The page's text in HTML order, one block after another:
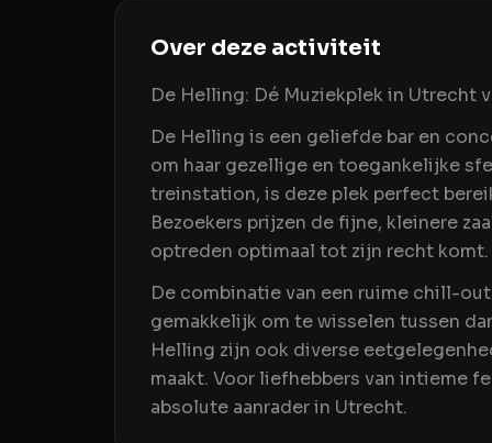
Over deze activiteit
De Helling: Dé Muziekplek in Utrecht
De Helling is een geliefde bar en
om haar gezellige en toegankelijke
treinstation, is deze plek perfect
Bezoekers prijzen de fijne, kleinere
optreden optimaal tot zijn recht komt.
De combinatie van een ruime chill-
gemakkelijk om te wisselen tussen
Helling zijn ook diverse
maakt. Voor liefhebbers van intieme
absolute aanrader in Utrecht.